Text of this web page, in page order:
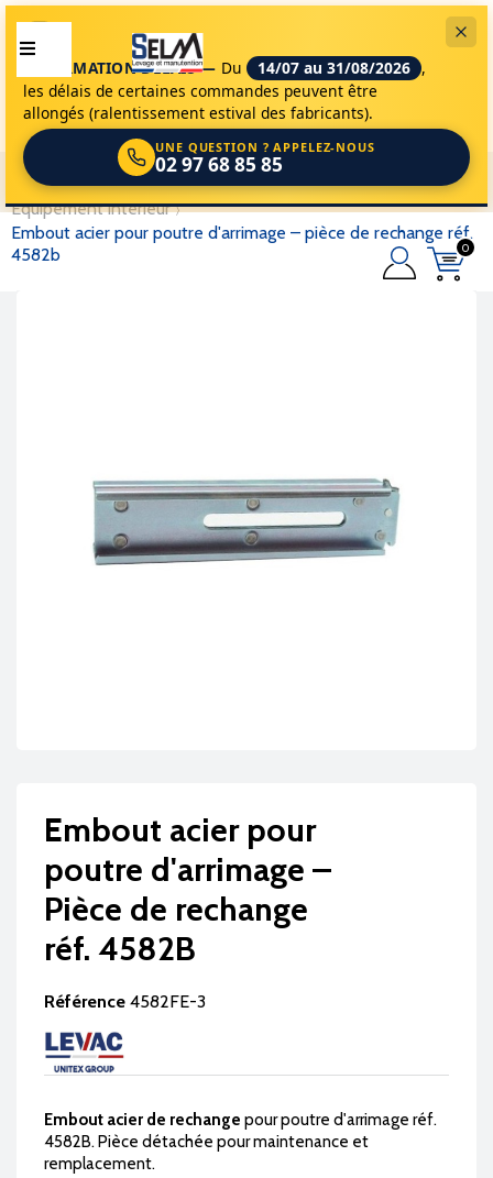
INFORMATION DÉLAIS — Du 14/07 au 31/08/2026 ,
les délais de certaines commandes peuvent être
allongés (ralentissement estival des fabricants).
UNE QUESTION ? APPELEZ-NOUS
02 97 68 85 85
0
selm accessoires de levage
arrimage
equipement interieur
embout acier pour poutre d'arrimage – pièce de rechange réf.
4582b
Embout acier pour
poutre d'arrimage –
Pièce de rechange
réf. 4582B
Référence 4582FE-3
Embout acier de rechange pour poutre d'arrimage réf.
4582B. Pièce détachée pour maintenance et
remplacement.